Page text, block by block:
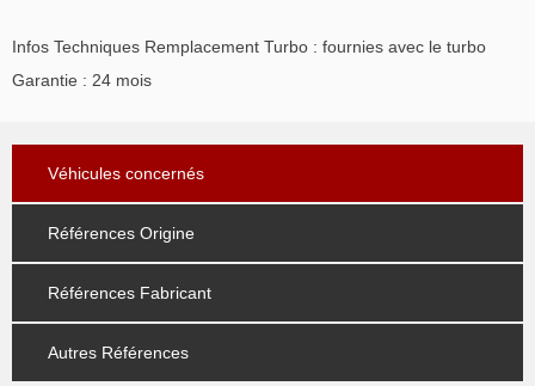
Infos Techniques Remplacement Turbo : fournies avec le turbo
Garantie : 24 mois
Véhicules concernés
Références Origine
Références Fabricant
Autres Références